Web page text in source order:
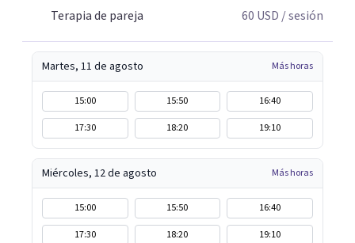
Terapia de pareja
60 USD / sesión
Martes, 11 de agosto Más horas
15:00 15:50
16:40
17:30
18:20 19:10
Miércoles, 12 de agosto Más horas
15:00 15:50
16:40
17:30
18:20 19:10